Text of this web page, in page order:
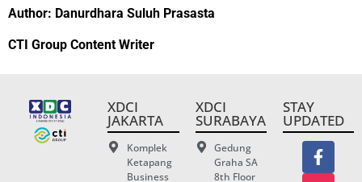
Author: Danurdhara Suluh Prasasta
CTI Group Content Writer
XDCI
JAKARTA
Komplek
Ketapang
Business
XDCI
SURABAYA
Gedung
Graha SA
8th Floor
STAY
UPDATED